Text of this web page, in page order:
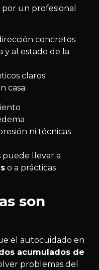
un profesional
concretos
y al estado de la
claros
casa:
ni técnicas
puede llevar a
o a prácticas
son
el autocuidado en
acumulados de
problemas del